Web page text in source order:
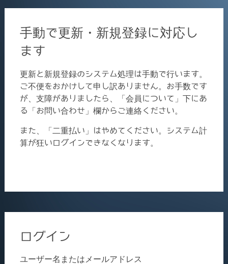
手動で更新・新規登録に対応し
ます
更新と新規登録のシステム処理は手動で行います。
ご不便をおかけして申し訳ありません。お手数です
が、支障がありましたら、「会員について」下にあ
る「お問い合わせ」欄からご連絡ください。
また、「二重払い」はやめてください。システム計
算が狂いログインできなくなります。
ログイン
ユーザー名またはメールアドレス